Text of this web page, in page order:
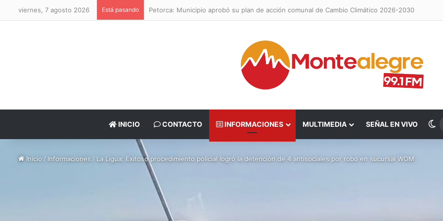
viernes, 7 agosto 2026 Está pasando Petorca: Municipio aprobó su plan de acción comunal de Cambio Climático 2026-2030
INICIO CONTACTO INFORMACIONES MULTIMEDIA SEÑAL EN VIVO
Inicio /Informaciones /La Ligua: Exitoso procedimiento policial logró la detención de 4 antisociales por robo en sucursal WOM